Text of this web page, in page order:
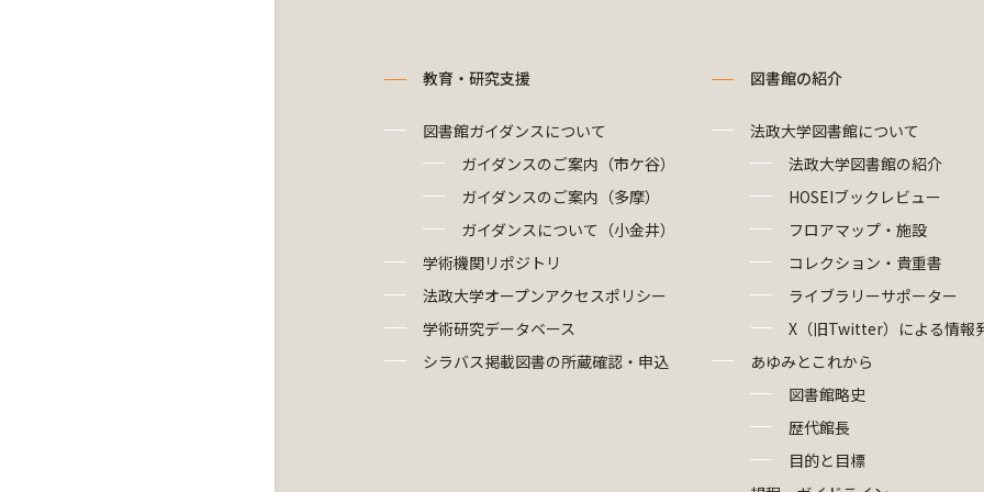
教育・研究支援
図書館ガイダンスについて
ガイダンスのご案内（市ケ谷）
ガイダンスのご案内（多摩）
ガイダンスについて（小金井）
学術機関リポジトリ
法政大学オープンアクセスポリシー
学術研究データベース
シラバス掲載図書の所蔵確認・申込
図書館の紹介
法政大学図書館について
法政大学図書館の紹介
HOSEIブックレビュー
フロアマップ・施設
コレクション・貴重書
ライブラリーサポーター
X（旧Twitter）による情報
あゆみとこれから
図書館略史
歴代館長
目的と目標